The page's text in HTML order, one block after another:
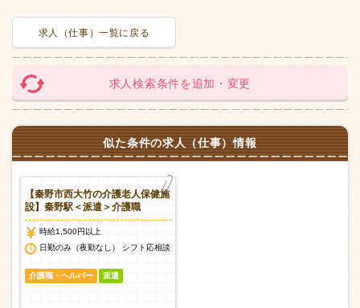
求人（仕事）一覧に戻る
求人検索条件を追加・変更
似た条件の求人（仕事）情報
【秦野市西大竹の介護老人保健施
設】秦野駅＜派遣＞介護職
時給1,500円以上
日勤のみ（夜勤なし） シフト応相談
介護職・ヘルパー 派遣